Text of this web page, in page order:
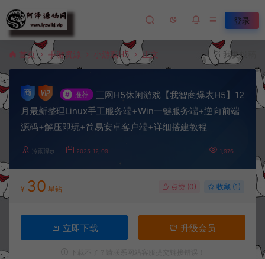
登录
首页 手游资源 小游戏H5 正文 我要投稿
# 推荐
三网H5休闲游戏【我智商爆表H5】12
月最新整理Linux手工服务端+Win一键服务端+逆向前端
源码+解压即玩+简易安卓客户端+详细搭建教程
冷雨泽ღ 2025-12-09 1,976
¥ 30 星钻 点赞 (0) 收藏 (1)
立即下载 升级会员